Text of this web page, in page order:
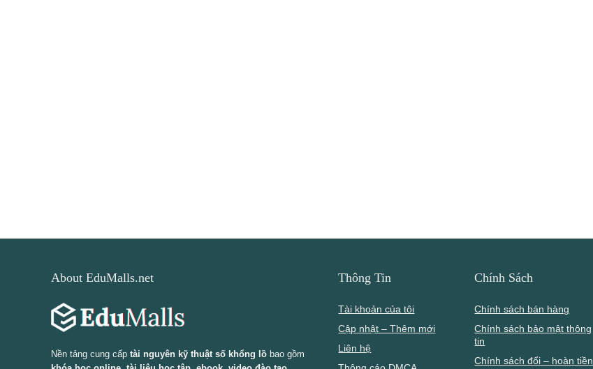
About EduMalls.net
Nền tảng cung cấp tài nguyên kỹ thuật số khổng lồbao gồm
Thông Tin
Tài khoản của tôi
Cập nhật – Thêm mới
Liên hệ
Chính Sách
Chính sách bán hàng
Chính sách bảo mật thông
tin
Chính sách đổi – hoàn tiền